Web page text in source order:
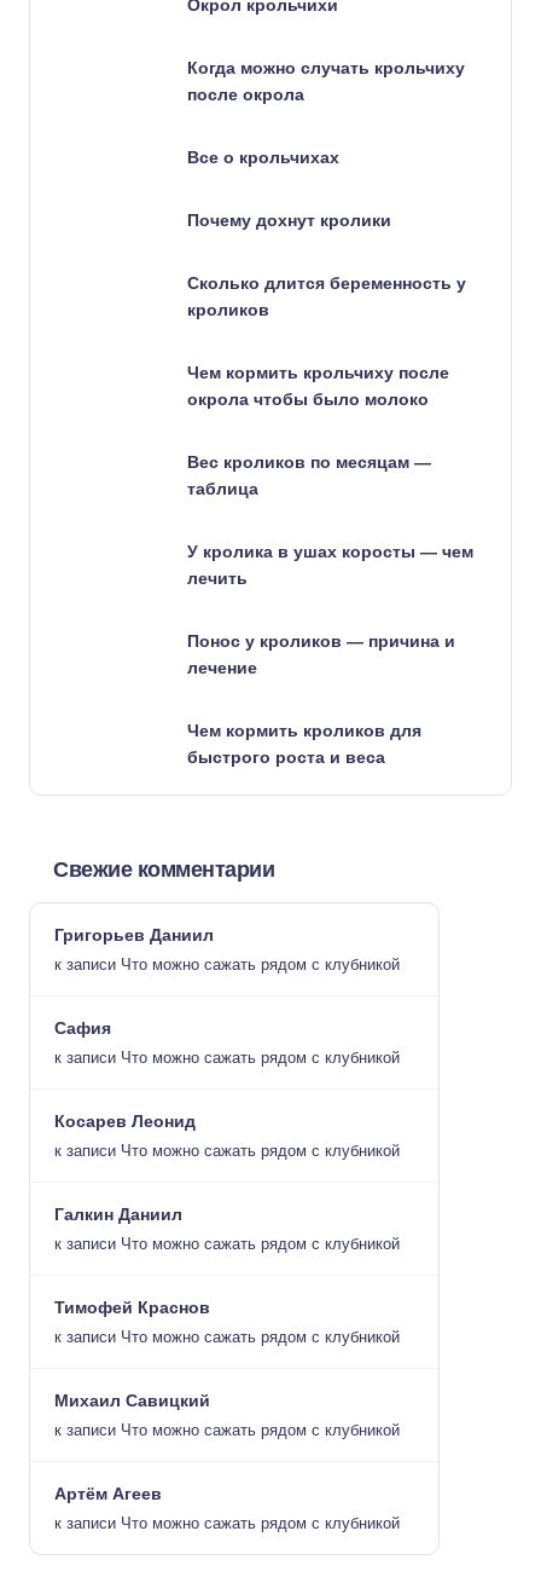
Окрол крольчихи
Когда можно случать крольчиху
после окрола
Все о крольчихах
Почему дохнут кролики
Сколько длится беременность у
кроликов
Чем кормить крольчиху после
окрола чтобы было молоко
Вес кроликов по месяцам —
таблица
У кролика в ушах коросты — чем
лечить
Понос у кроликов — причина и
лечение
Чем кормить кроликов для
быстрого роста и веса
Свежие комментарии
Григорьев Даниил
к записи Что можно сажать рядом с клубникой
Сафия
к записи Что можно сажать рядом с клубникой
Косарев Леонид
к записи Что можно сажать рядом с клубникой
Галкин Даниил
к записи Что можно сажать рядом с клубникой
Тимофей Краснов
к записи Что можно сажать рядом с клубникой
Михаил Савицкий
к записи Что можно сажать рядом с клубникой
Артём Агеев
к записи Что можно сажать рядом с клубникой